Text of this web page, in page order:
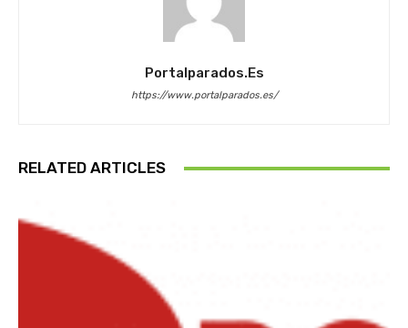
Portalparados.es
https://www.portalparados.es/
RELATED ARTICLES